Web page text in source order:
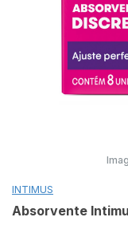
INTIMUS
Absorvente